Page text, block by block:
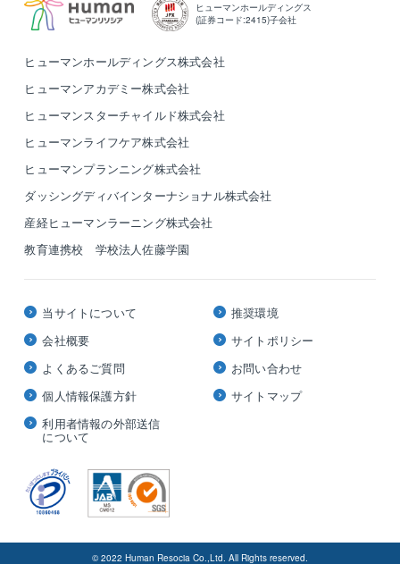
ヒューマンホールディングス
(証券コード:2415)子会社
ヒューマンホールディングス株式会社
ヒューマンアカデミー株式会社
ヒューマンスターチャイルド株式会社
ヒューマンライフケア株式会社
ヒューマンプランニング株式会社
ダッシングディバインターナショナル株式会社
産経ヒューマンラーニング株式会社
教育連携校 学校法人佐藤学園
当サイトについて
会社概要
よくあるご質問
個人情報保護方針
利用者情報の外部送信
について
推奨環境
サイトポリシー
お問い合わせ
サイトマップ
© 2022 Human Resocia Co.,Ltd. All Rights reserved.